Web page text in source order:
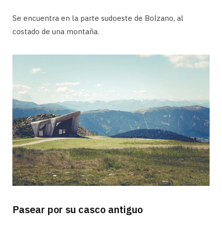
Se encuentra en la parte sudoeste de Bolzano, al
costado de una montaña.
Pasear por su casco antiguo